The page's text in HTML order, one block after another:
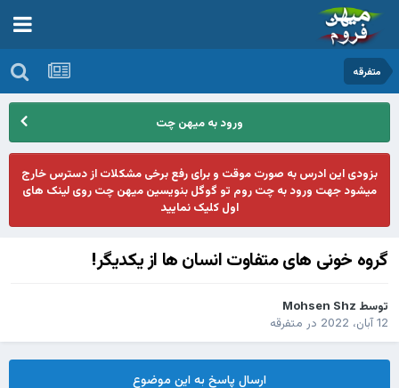
متفرقه
ورود به میهن چت
بزودی این ادرس به صورت موقت و برای رفع برخی مشکلات از دسترس خارج
میشود جهت ورود به چت روم تو گوگل بنویسین میهن چت روی لینک های
اول کلیک نمایید
گروه خونی های متفاوت انسان ها از یکدیگر!
توسط Mohsen Shz
12 آبان، 2022
در متفرقه
ارسال پاسخ به این موضوع